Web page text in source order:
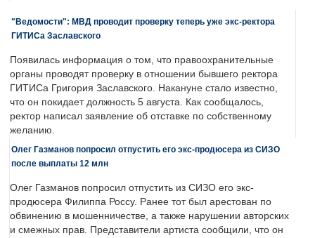
"Ведомости": МВД проводит проверку теперь уже экс-ректора
ГИТИСа Заславского
Появилась информация о том, что правоохранительные
органы проводят проверку в отношении бывшего ректора
ГИТИСа Григория Заславского. Накануне стало известно,
что он покидает должность 5 августа. Как сообщалось,
ректор написал заявление об отставке по собственному
желанию.
Олег Газманов попросил отпустить его экс-продюсера из СИЗО
после выплаты 12 млн
Олег Газманов попросил отпустить из СИЗО его экс-
продюсера Филиппа Россу. Ранее тот был арестован по
обвинению в мошенничестве, а также нарушении авторских
и смежных прав. Представители артиста сообщили, что он